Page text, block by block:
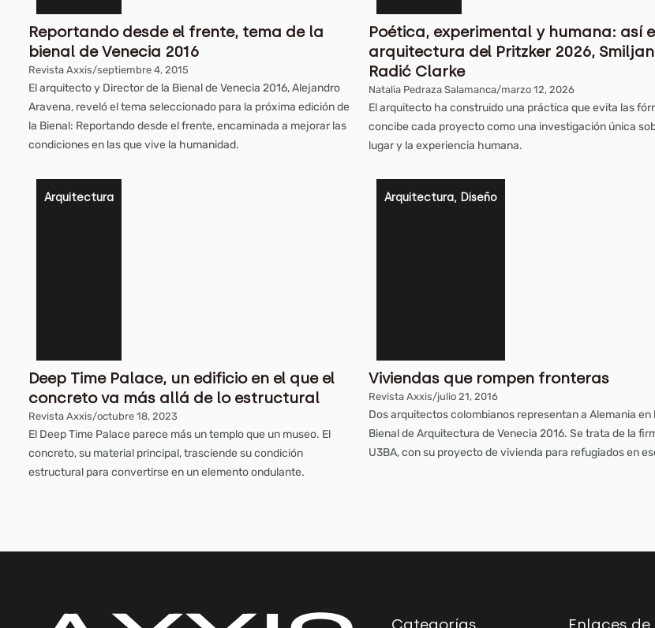
Reportando desde el frente, tema de la
bienal de Venecia 2016
Revista Axxis/septiembre 4, 2015
El arquitecto y Director de la Bienal de Venecia 2016, Alejandro
Aravena, reveló el tema seleccionado para la próxima edición de
la Bienal: Reportando desde el frente, encaminada a mejorar las
condiciones en las que vive la humanidad.
Poética, experimental y humana: así
arquitectura del Pritzker 2026, Smiljan
Radić Clarke
Natalia Pedraza Salamanca/marzo 12, 2026
El arquitecto ha construido una práctica que evita las
concibe cada proyecto como una investigación única
lugar y la experiencia humana.
Arquitectura
Deep Time Palace, un edificio en el que el
concreto va más allá de lo estructural
Revista Axxis/octubre 18, 2023
El Deep Time Palace parece más un templo que un museo. El
concreto, su material principal, trasciende su condición
estructural para convertirse en un elemento ondulante.
Arquitectura, Diseño
Viviendas que rompen fronteras
Revista Axxis/julio 21, 2016
Dos arquitectos colombianos representan a Alemania en
Bienal de Arquitectura de Venecia 2016. Se trata de la
U3BA, con su proyecto de vivienda para refugiados en